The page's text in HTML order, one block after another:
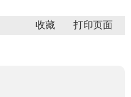
收藏